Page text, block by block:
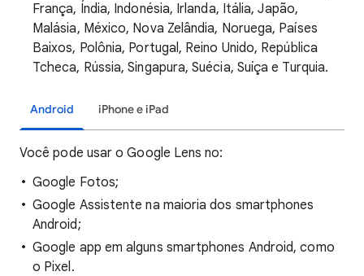
França, Índia, Indonésia, Irlanda, Itália, Japão,
Malásia, México, Nova Zelândia, Noruega, Países
Baixos, Polônia, Portugal, Reino Unido, República
Tcheca, Rússia, Singapura, Suécia, Suíça e Turquia.
Android iPhone e iPad
Você pode usar o Google Lens no:
Google Fotos;
Google Assistente na maioria dos smartphones
Android;
Google app em alguns smartphones Android, como
o Pixel.